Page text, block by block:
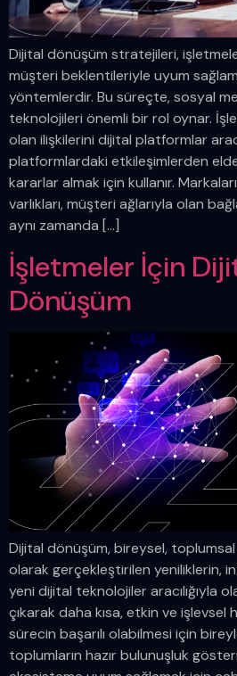
Dijital dönüşüm stratejileri,
müşteri beklentileriyle uyum
yöntemlerdir. Bu süreçte, sosyal
teknolojileri önemli bir rol oynar.
olan ilişkilerini dijital platformlar
platformlardaki etkileşimlerden
kararlar almak için kullanır.
varlıkları, müşteri ağlarıyla olan
aynı zamanda […]
İşletmeler İçin
Dönüşüm
Dijital dönüşüm, bireysel, toplumsal
olarak gerçekleştirilen yeniliklerin,
yeni dijital teknolojiler aracılığıyla
çıkarak daha kısa, etkin ve işlevsel
sürecin başarılı olabilmesi için
toplumların hazır bulunuşluk